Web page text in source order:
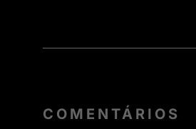
COMENTÁRIOS